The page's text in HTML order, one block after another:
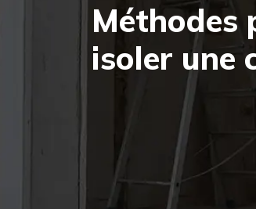
Méthodes
isoler une